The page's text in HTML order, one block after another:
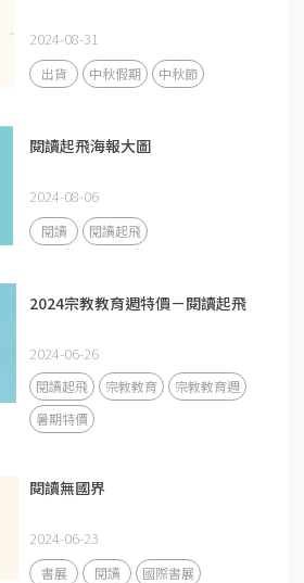
2024-08-31
出貨 中秋假期 中秋節
閱讀起飛海報大圖
2024-08-06
閱讀 閱讀起飛
2024宗教教育週特價－閱讀起飛
2024-06-26
閱讀起飛 宗教教育
宗教教育週
暑期特價
閱讀無國界
2024-06-23
書展 閱讀 國際書展